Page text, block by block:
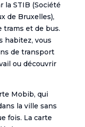
la STIB (Société
de Bruxelles),
trams et de bus.
habitez, vous
de transport
ou découvrir
Mobib, qui
la ville sans
fois. La carte